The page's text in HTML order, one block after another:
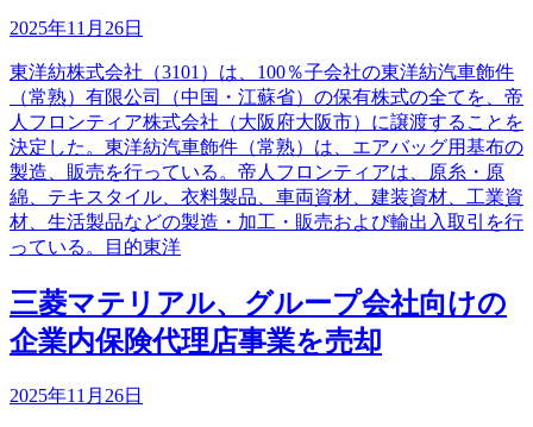
2025年11月26日
東洋紡株式会社（3101）は、100％子会社の東洋紡汽車飾件
（常熟）有限公司（中国・江蘇省）の保有株式の全てを、帝
人フロンティア株式会社（大阪府大阪市）に譲渡することを
決定した。東洋紡汽車飾件（常熟）は、エアバッグ用基布の
製造、販売を行っている。帝人フロンティアは、原糸・原
綿、テキスタイル、衣料製品、車両資材、建装資材、工業資
材、生活製品などの製造・加工・販売および輸出入取引を行
っている。目的東洋
三菱マテリアル、グループ会社向けの
企業内保険代理店事業を売却
2025年11月26日